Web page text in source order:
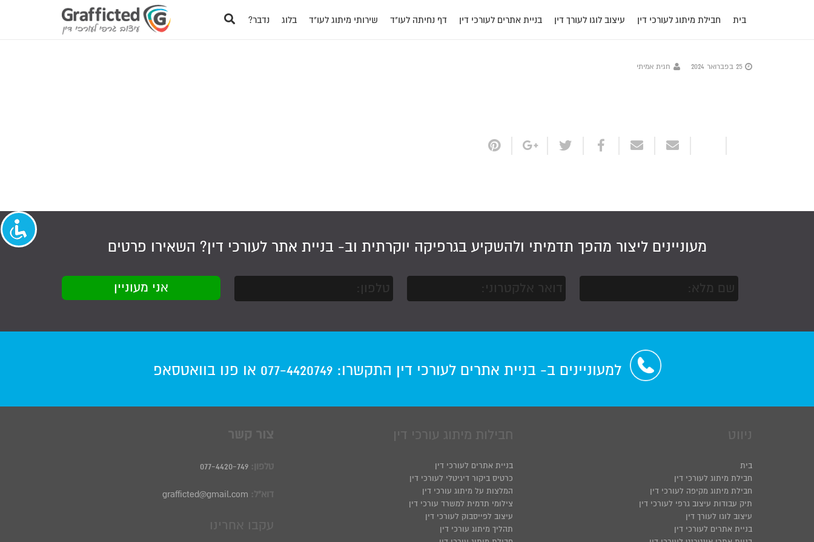
בית חבילת מיתוג לעורכי דין עיצוב לוגו לעורך דין בניית אתרים לעורכי דין דף נחיתה לעו"ד שירותי מיתוג לעו"ד בלוג נדבר?
25 בפברואר 2024 חגית אמיתי
מעוניינים ליצור מהפך תדמיתי ולהשקיע בגרפיקה יוקרתית וב- בניית אתר לעורכי דין? השאירו פרטים
למעוניינים ב- בניית אתרים לעורכי דין התקשרו:077-4420749 או פנו בוואטסאפ
ניווט
בית
חבילת מיתוג לעורכי דין
חבילת מיתוג מקיפה לעורכי דין
תיק עבודות עיצוב גרפי לעורכי דין
עיצוב לוגו לעורך דין
בניית אתרים לעורכי דין
חבילות מיתוג עורכי דין
בניית אתרים לעורכי דין
כרטיס ביקור דיגיטלי לעורכי דין
המלצות על מיתוג עורכי דין
צילומי תדמית למשרד עורכי דין
עיצוב לפייסבוק לעורכי דין
תהליך מיתוג עורכי דין
צור קשר
טלפון: 077-4420-749
דוא"ל: grafficted@gmail.com
עקבו אחרינו